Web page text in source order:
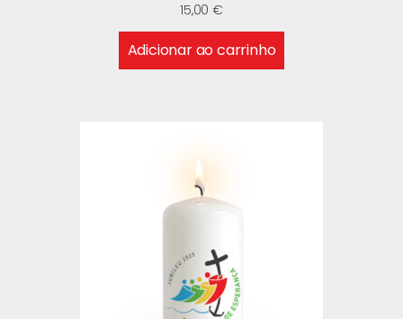
15,00 €
Adicionar ao carrinho